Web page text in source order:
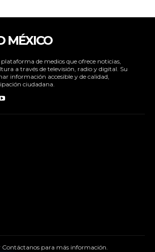
MÉXICO
de medios que ofrece noticias,
a través de televisión, radio y digital. Su
información accesible y de calidad,
ciudadana.
Contáctanos para más información.